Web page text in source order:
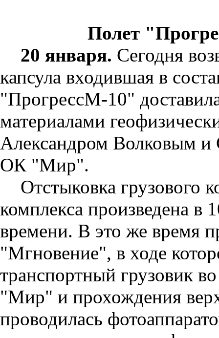
Полет
20 января. Сегодня
капсула входившая в
"ПрогрессМ-10"
материалами
Александром Волковым и
ОК "Мир".
Отстыковка грузового
комплекса произведена в
времени. В это же время
"Мгновение", в ходе
транспортный грузовик
"Мир" и прохождения
проводилась